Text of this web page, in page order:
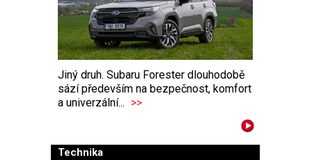
Jiný druh. Subaru Forester dlouhodobě
sází především na bezpečnost, komfort
a univerzální... >>
Technika